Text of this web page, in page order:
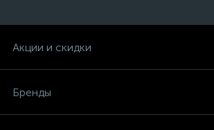
Акции и скидки
Бренды